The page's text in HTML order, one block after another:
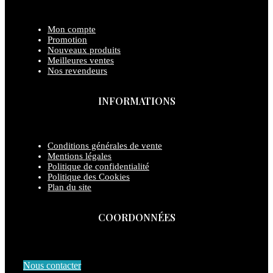
Mon compte
Promotion
Nouveaux produits
Meilleures ventes
Nos revendeurs
INFORMATIONS
Conditions générales de vente
Mentions légales
Politique de confidentialité
Politique des Cookies
Plan du site
COORDONNÉES
Nous contacter